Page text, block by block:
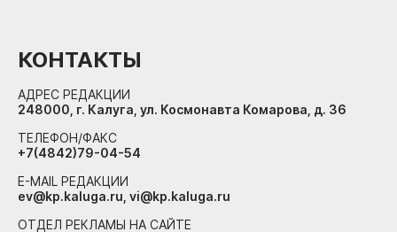
КОНТАКТЫ
АДРЕС РЕДАКЦИИ
248000, г. Калуга, ул. Космонавта Комарова, д. 36
ТЕЛЕФОН/ФАКС
+7(4842)79-04-54
E-MAIL РЕДАКЦИИ
ev@kp.kaluga.ru, vi@kp.kaluga.ru
ОТДЕЛ РЕКЛАМЫ НА САЙТЕ